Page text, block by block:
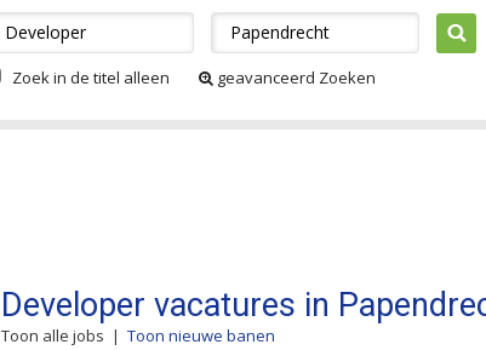
Zoek in de titel alleen geavanceerd Zoeken
Developer vacatures in
Toon alle jobs | Toon nieuwe banen